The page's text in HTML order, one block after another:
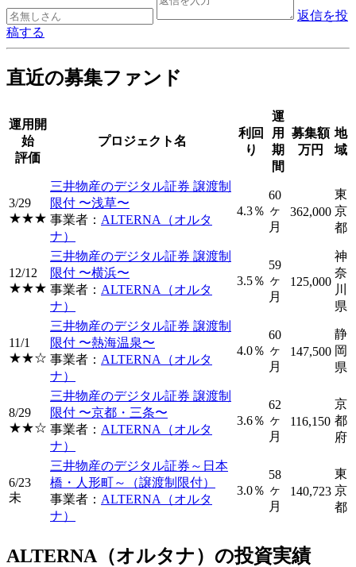
返信を投
稿する
直近の募集ファンド
運用開
始
評価
プロジェクト名
利回
り
運
用
期
間
募集額
万円
地
域
3/29
★★★
三井物産のデジタル証券 譲渡制
限付 〜浅草〜
事業者： ALTERNA（オルタ
ナ）
4.3％
60
ヶ
月
362,000
東
京
都
12/12
★★★
三井物産のデジタル証券 譲渡制
限付 〜横浜〜
事業者： ALTERNA（オルタ
ナ）
3.5％
59
ヶ
月
125,000
神
奈
川
県
11/1
★★☆
三井物産のデジタル証券 譲渡制
限付 〜熱海温泉〜
事業者： ALTERNA（オルタ
ナ）
4.0％
60
ヶ
月
147,500
静
岡
県
8/29
★★☆
三井物産のデジタル証券 譲渡制
限付 〜京都・三条〜
事業者： ALTERNA（オルタ
ナ）
3.6％
62
ヶ
月
116,150
京
都
府
6/23
未
三井物産のデジタル証券～日本
橋・人形町～（譲渡制限付）
事業者： ALTERNA（オルタ
ナ）
3.0％
58
ヶ
月
140,723
東
京
都
ALTERNA（オルタナ）の投資実績